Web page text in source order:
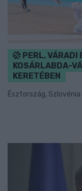
PERL, VÁRADI
KOSÁRLABDA-
KERETÉBEN
Észtország,